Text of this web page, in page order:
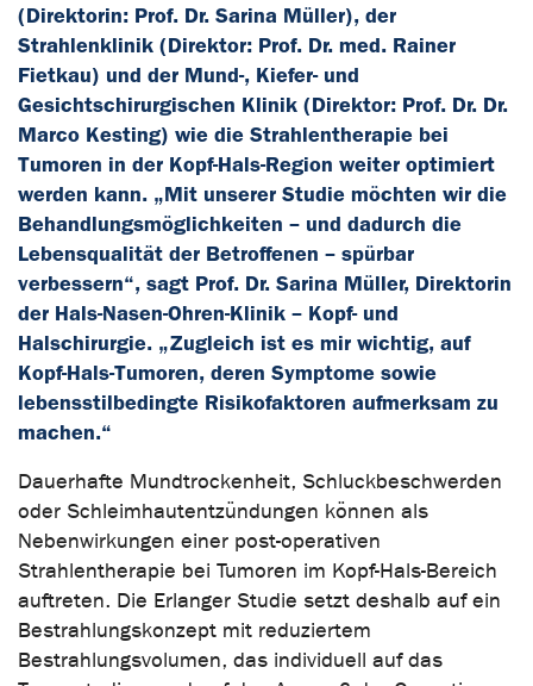
(Direktorin: Prof. Dr. Sarina Müller), der
Strahlenklinik (Direktor: Prof. Dr. med. Rainer
Fietkau) und der Mund-, Kiefer- und
Gesichtschirurgischen Klinik (Direktor: Prof. Dr. Dr.
Marco Kesting) wie die Strahlentherapie bei
Tumoren in der Kopf-Hals-Region weiter optimiert
werden kann. „Mit unserer Studie möchten wir die
Behandlungsmöglichkeiten – und dadurch die
Lebensqualität der Betroffenen – spürbar
verbessern“, sagt Prof. Dr. Sarina Müller, Direktorin
der Hals-Nasen-Ohren-Klinik – Kopf- und
Halschirurgie. „Zugleich ist es mir wichtig, auf
Kopf-Hals-Tumoren, deren Symptome sowie
lebensstilbedingte Risikofaktoren aufmerksam zu
machen.“
Dauerhafte Mundtrockenheit, Schluckbeschwerden
oder Schleimhautentzündungen können als
Nebenwirkungen einer post-operativen
Strahlentherapie bei Tumoren im Kopf-Hals-Bereich
auftreten. Die Erlanger Studie setzt deshalb auf ein
Bestrahlungskonzept mit reduziertem
Bestrahlungsvolumen, das individuell auf das